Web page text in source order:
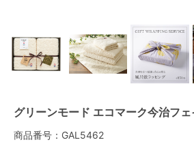
グリーンモード エコマーク今治フ
商品番号：GAL5462